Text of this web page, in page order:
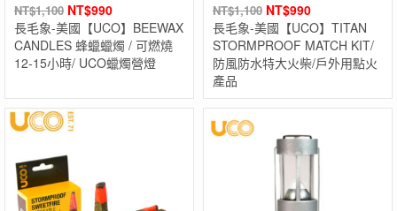
NT$1,100 NT$990
長毛象-美國【UCO】BEEWAX
CANDLES 蜂蠟蠟燭 / 可燃燒
12-15小時/ UCO蠟燭營燈
NT$1,100 NT$990
長毛象-美國【UCO】TITAN
STORMPROOF MATCH KIT/
防風防水特大火柴/戶外用點火
產品